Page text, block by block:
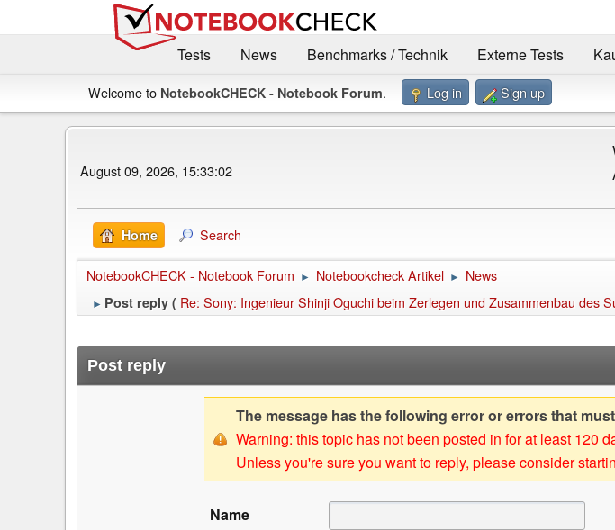
Tests
News Benchmarks / Technik Externe Tests
Welcome to NotebookCHECK - Notebook Forum. Log in Sign up
August 09, 2026, 15:33:02
Home Search
NotebookCHECK - Notebook Forum ► Notebookcheck Artikel ► News
► Post reply ( Re: Sony: Ingenieur Shinji Oguchi beim Zerlegen und Zusammenbau des
Post reply
The message has the following error or errors that
Warning: this topic has not been posted in for at least 120
Unless you're sure you want to reply, please consider
Name